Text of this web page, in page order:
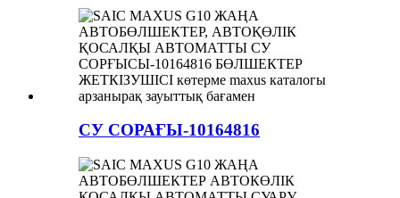
СУ СОРАҒЫ-10164816